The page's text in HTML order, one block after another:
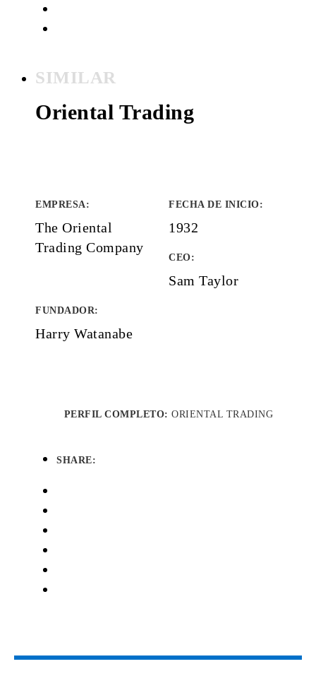
SIMILAR
Oriental Trading
EMPRESA:
The Oriental
Trading Company
FECHA DE INICIO:
1932
CEO:
Sam Taylor
FUNDADOR:
Harry Watanabe
PERFIL COMPLETO:ORIENTAL TRADING
SHARE: